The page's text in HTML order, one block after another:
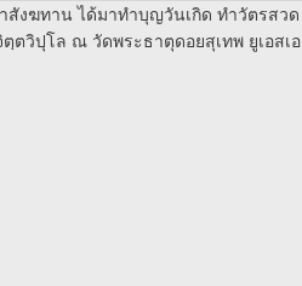
งฆทาน ได้มาทำบุญวันเกิด ทำวัตรสวด
ตวิปุโล ณ วัดพระธาตุดอยสุเทพ ยูเอสเอ